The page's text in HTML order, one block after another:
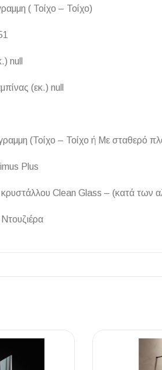
( Τοίχο – Τοίχο)
null
(εκ.) null
(Τοίχο – Τοίχο ή Με σταθερό
Plus
κρυστάλλου Clean Glass – (κατά των